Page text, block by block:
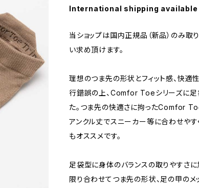
International shipping available
当ショップは国内正規品（新品）のみ取
い求め頂けます。
理想のつま先の形状とフィット感、快
行錯誤の上、Comfor Toeシリーズに
た。つま先の快適さに拘ったComfor
アンクル丈でスニーカー等に合わせやす
もオススメです。
足袋型に身体のバランスの取りやすさに
限り合わせてつま先の形状、足の甲のメ